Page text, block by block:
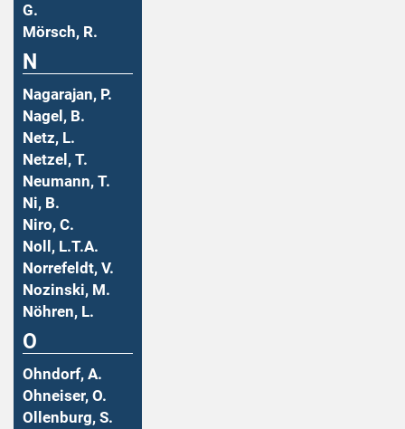
G.
Mörsch, R.
N
Nagarajan, P.
Nagel, B.
Netz, L.
Netzel, T.
Neumann, T.
Ni, B.
Niro, C.
Noll, L.T.A.
Norrefeldt, V.
Nozinski, M.
Nöhren, L.
O
Ohndorf, A.
Ohneiser, O.
Ollenburg, S.